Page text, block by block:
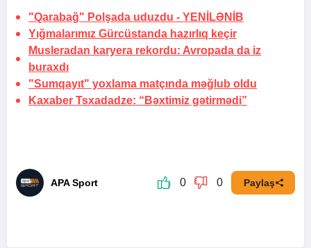
"Qarabağ" Polşada uduzdu - YENİLƏNİB
Yığmalarımız Gürcüstanda hazırlıq keçir
Musleradan karyera rekordu: Avropada da iz
buraxdı
"Sumqayıt" yoxlama matçında məğlub oldu
Kaxaber Tsxadadze: “Bəxtimiz gətirmədi”
APA Sport 0 0 Paylaş